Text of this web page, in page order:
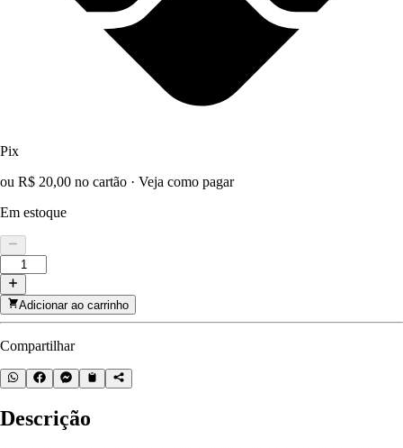
Pix
ou R$ 20,00 no cartão · Veja como pagar
Em estoque
Adicionar ao carrinho
Compartilhar
Descrição